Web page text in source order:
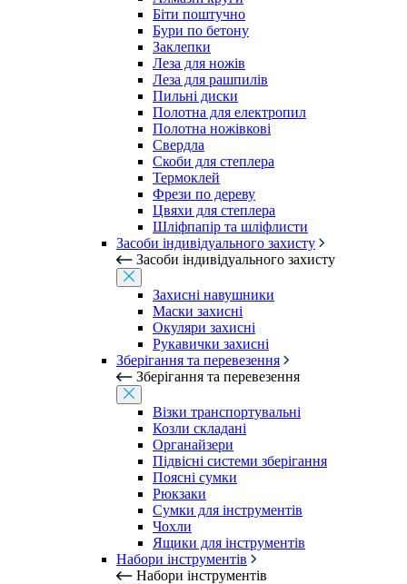
Біти поштучно
Бури по бетону
Заклепки
Леза для ножів
Леза для рашпилів
Пильні диски
Полотна для електропил
Полотна ножівкові
Свердла
Скоби для степлера
Термоклей
Фрези по дереву
Цвяхи для степлера
Шліфпапір та шліфлисти
Засоби індивідуального захисту
Засоби індивідуального захисту
Захисні навушники
Маски захисні
Окуляри захисні
Рукавички захисні
Зберігання та перевезення
Зберігання та перевезення
Візки транспортувальні
Козли складані
Органайзери
Підвісні системи зберігання
Поясні сумки
Рюкзаки
Сумки для інструментів
Чохли
Ящики для інструментів
Набори інструментів
Набори інструментів